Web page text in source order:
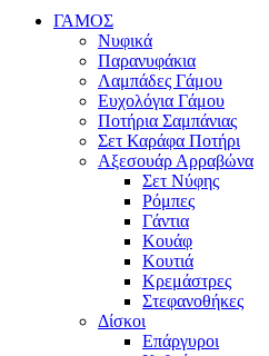
ΓΑΜΟΣ
Νυφικά
Παρανυφάκια
Λαμπάδες Γάμου
Ευχολόγια Γάμου
Ποτήρια Σαμπάνιας
Σετ Καράφα Ποτήρι
Αξεσουάρ Αρραβώνα
Σετ Νύφης
Ρόμπες
Γάντια
Κουάφ
Κουτιά
Κρεμάστρες
Στεφανοθήκες
Δίσκοι
Επάργυροι